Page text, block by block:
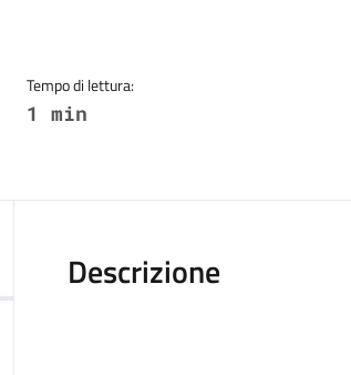
Tempo di lettura:
1 min
Descrizione